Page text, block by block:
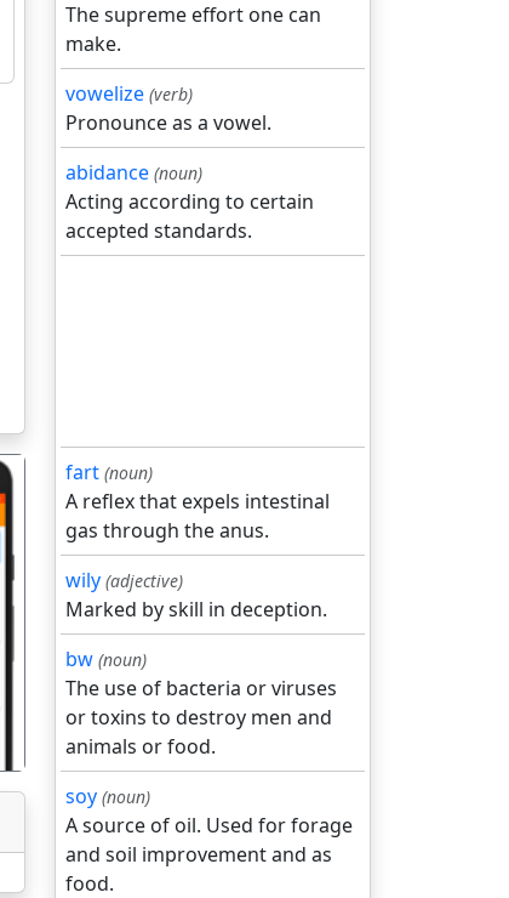
The supreme effort one can
make.
vowelize (verb)
Pronounce as a vowel.
abidance (noun)
Acting according to certain
accepted standards.
fart (noun)
A reflex that expels intestinal
gas through the anus.
wily (adjective)
Marked by skill in deception.
bw (noun)
The use of bacteria or viruses
or toxins to destroy men and
animals or food.
soy (noun)
A source of oil. Used for forage
and soil improvement and as
food.